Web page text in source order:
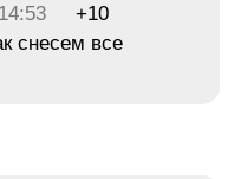
+10
снесем все